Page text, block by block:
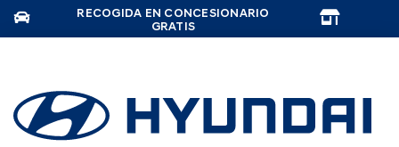
RECOGIDA EN CONCESIONARIO
GRATIS